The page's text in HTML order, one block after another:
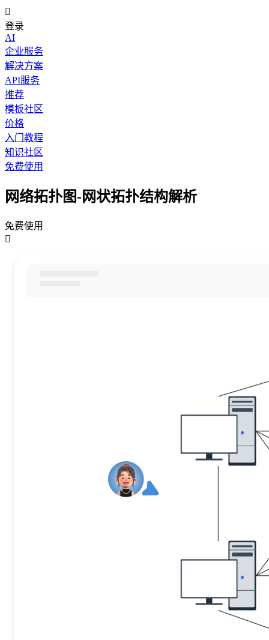

登录
AI
企业服务
解决方案
API服务
推荐
模板社区
价格
入门教程
知识社区
免费使用
网络拓扑图-网状拓扑结构解析
免费使用
